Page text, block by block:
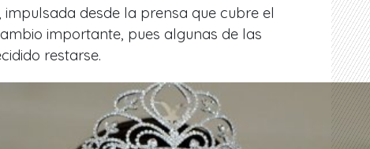
impulsada desde la prensa que cubre el
importante, pues algunas de las
restarse.